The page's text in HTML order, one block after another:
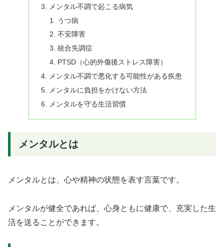
メンタル不調で起こる病気
うつ病
不安障害
統合失調症
PTSD（心的外傷後ストレス障害）
メンタル不調で悪化する可能性がある疾患
メンタルに負担をかけない方法
メンタルを守る生活習慣
メンタルとは
メンタルとは、心や精神の状態を表す言葉です。
メンタルが健全であれば、心身ともに健康で、充実した生
活を送ることができます。